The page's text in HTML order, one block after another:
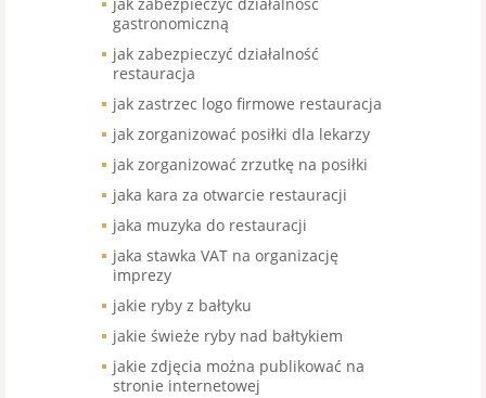
jak zabezpieczyć działalność
gastronomiczną
jak zabezpieczyć działalność
restauracja
jak zastrzec logo firmowe restauracja
jak zorganizować posiłki dla lekarzy
jak zorganizować zrzutkę na posiłki
jaka kara za otwarcie restauracji
jaka muzyka do restauracji
jaka stawka VAT na organizację
imprezy
jakie ryby z bałtyku
jakie świeże ryby nad bałtykiem
jakie zdjęcia można publikować na
stronie internetowej